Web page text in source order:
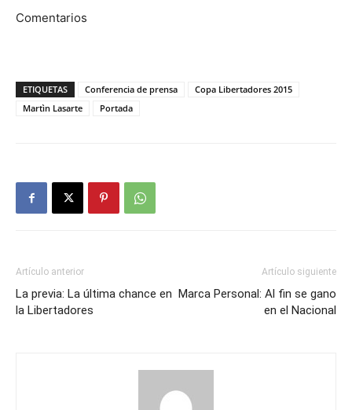
Comentarios
ETIQUETAS Conferencia de prensa
Copa Libertadores 2015
Martìn Lasarte
Portada
Artículo anterior
La previa: La última chance en
la Libertadores
Artículo siguiente
Marca Personal: Al fin se gano
en el Nacional